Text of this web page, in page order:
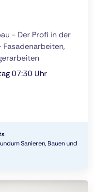
- Der Profi in der
Fasadenarbeiten,
07:30 Uhr
Sanieren, Bauen und